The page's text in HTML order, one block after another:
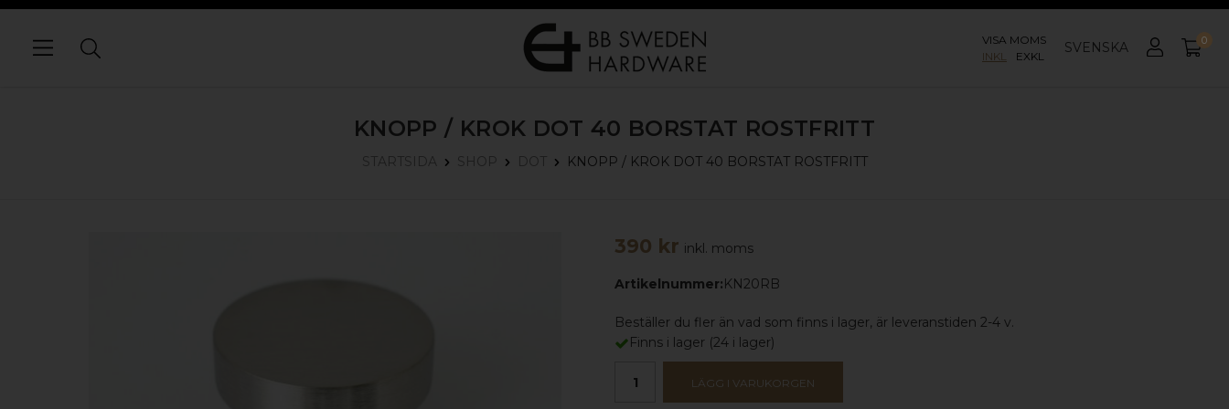
VISA MOMS
INKL
EXKL SVENSKA 0
KNOPP / KROK DOT 40 BORSTAT ROSTFRITT
STARTSIDA SHOP DOT KNOPP / KROK DOT 40 BORSTAT ROSTFRITT
390 kr inkl. moms
Artikelnummer:KN20RB
Beställer du fler än vad som finns i lager, är leveranstiden 2-4 v.
Finns i lager (24 i lager)
LÄGG I VARUKORGEN